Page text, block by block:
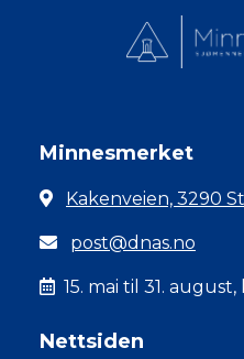
Minnesmerket
Kakenveien, 3290
post@dnas.no
15. mai til 31. august,
Nettsiden